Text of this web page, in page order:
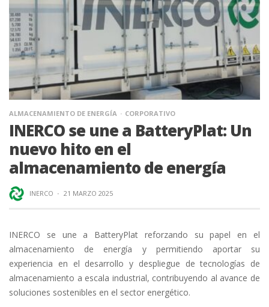
ALMACENAMIENTO DE ENERGÍA CORPORATIVO
INERCO se une a BatteryPlat: Un
nuevo hito en el
almacenamiento de energía
INERCO · 21 MARZO 2025
INERCO se une a BatteryPlat reforzando su papel en el
almacenamiento de energía y permitiendo aportar su
experiencia en el desarrollo y despliegue de tecnologías de
almacenamiento a escala industrial, contribuyendo al avance de
soluciones sostenibles en el sector energético.